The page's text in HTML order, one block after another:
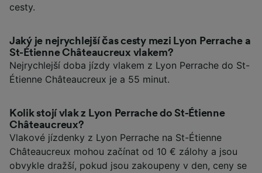
cesty.
Jaký je nejrychlejší čas cesty mezi Lyon Perrache a
St-Étienne Châteaucreux vlakem?
Nejrychlejší doba jízdy vlakem z Lyon Perrache do St-
Étienne Châteaucreux je a 55 minut.
Kolik stojí vlak z Lyon Perrache do St-Étienne
Châteaucreux?
Vlakové jízdenky z Lyon Perrache na St-Étienne
Châteaucreux mohou začínat od 10 € zálohy a jsou
obvykle dražší, pokud jsou zakoupeny v den, ceny se